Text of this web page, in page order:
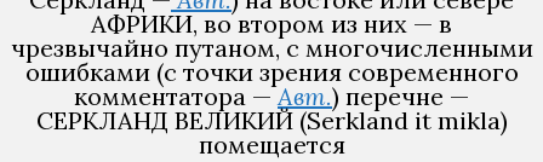
АФРИКИ, во втором из них — в
чрезвычайно путаном, с многочисленными
ошибками (с точки зрения современного
комментатора —Авт.) перечне —
СЕРКЛАНД ВЕЛИКИЙ (Serkland it mikla)
помещается